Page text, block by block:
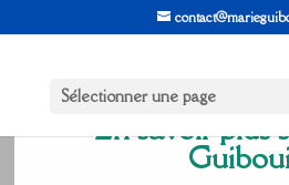
Sélectionner une page
En savoir plus